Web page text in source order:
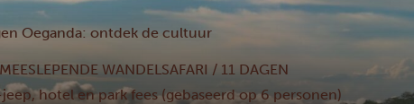
Oeganda: ontdek de cultuur
WANDELSAFARI / 11 DAGEN
hotel en park fees (gebaseerd op 6 personen)